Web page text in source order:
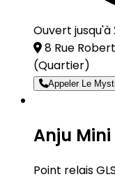
Ouvert jusqu'à
8 Rue
(Quartier)
Appeler Le
Anju
Point relais GLS